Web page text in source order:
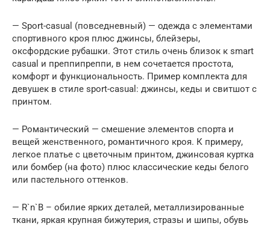
— Sport-casual (повседневный) — одежда с элементами
спортивного кроя плюс джинсы, блейзеры,
оксфордские рубашки. Этот стиль очень близок к smart
casual и преппипреппи, в нем сочетается простота,
комфорт и функциональность. Пример комплекта для
девушек в стиле sport-casual: джинсы, кеды и свитшот с
принтом.
— Романтический — смешение элементов спорта и
вещей женственного, романтичного кроя. К примеру,
легкое платье с цветочным принтом, джинсовая куртка
или бомбер (на фото) плюс классические кеды белого
или пастельного оттенков.
— R`n`B – обилие ярких деталей, металлизированные
ткани, яркая крупная бижутерия, стразы и шипы, обувь